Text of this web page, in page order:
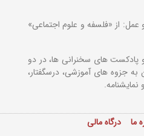
از «فلسفه و علوم اجتماعی»
های سخنرانی ها، در دو
جزوه های آموزشی، درسگفتار،
نمایشنامه.
ما درگاه مالی